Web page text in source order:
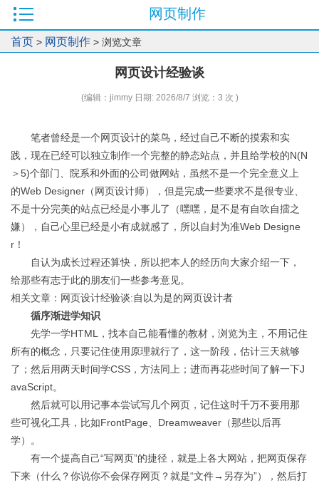
网页制作
首页 > 网页制作 > 浏览文章
网页设计经验谈
(编辑：jimmy 日期: 2026/8/7 浏览：3 次 )
笔者曾经是一个网页设计的菜鸟，经过自己不断的摸索和实
践，现在已经可以独立制作一个完整的静态站点，并且给学校的N(N
＞5)个部门、院系和外面的公司做网站，虽然不是一个完全意义上
的Web Designer（网页设计师），但是完成一些要求不是很专业、
不是十分完美的站点已经是小事儿了（嘿嘿，是不是有自吹自擂之
嫌），自己心里已经是小有成就感了，所以自封为准Web Designe
r！
自认为成长过程还算快，所以把本人的经历向大家介绍一下，
给那些有志于此的朋友们一些参考意见。
相关文章：网页设计经验谈:自以为是的网页设计者
循序渐进学知识
先学一学HTML，找本自己能看懂的教材，浏览为主，不用记住
所有的概念，只要记住使用原理就行了，这一阶段，估计三天就够
了；然后用两天时间学CSS，方法同上；进而再花些时间了解一下J
avaScript。
然后就可以用记事本尝试写几个网页，记住这时千万不要用那
些可视化工具，比如FrontPage、Dreamweaver（那些以后再
学）。
有一个提高自己“写网页”的捷径，就是上各大网站，把网页保存
下来（什么？你说你不会保存网页？就是“文件→另存为”），然后打